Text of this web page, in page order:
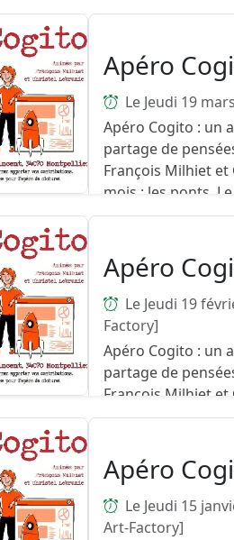
un intérêt certain
prochaine date
bientôt propos...
Apéro
Le Jeudi 19
Apéro Cogito : un
partage de
François Milhiet et
mois : les ponts
mois, nou...
Apéro
Le Jeudi 19
Factory]
Apéro Cogito : un
partage de
François Milhiet et
mois : le coeur Le
Apéro
Le Jeudi 15
Art-Factory]